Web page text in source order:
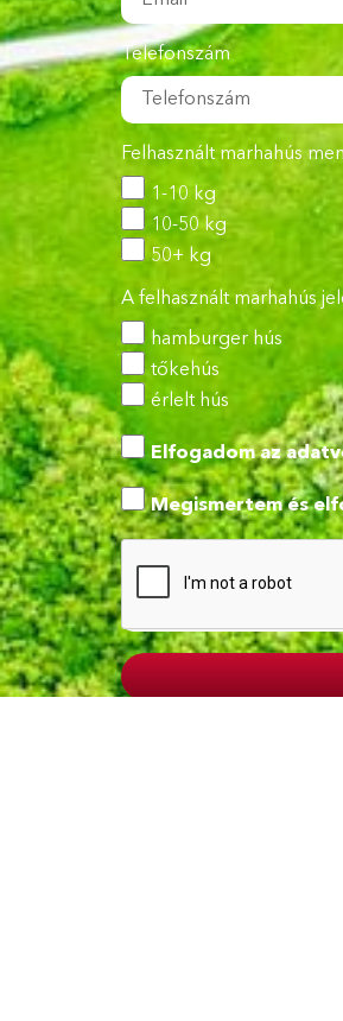
Telefonszám
Felhasznált marhahús
1-10 kg
10-50 kg
50+ kg
A felhasznált marhahús
hamburger hús
tőkehús
érlelt hús
Elfogadom az
Megismertem és